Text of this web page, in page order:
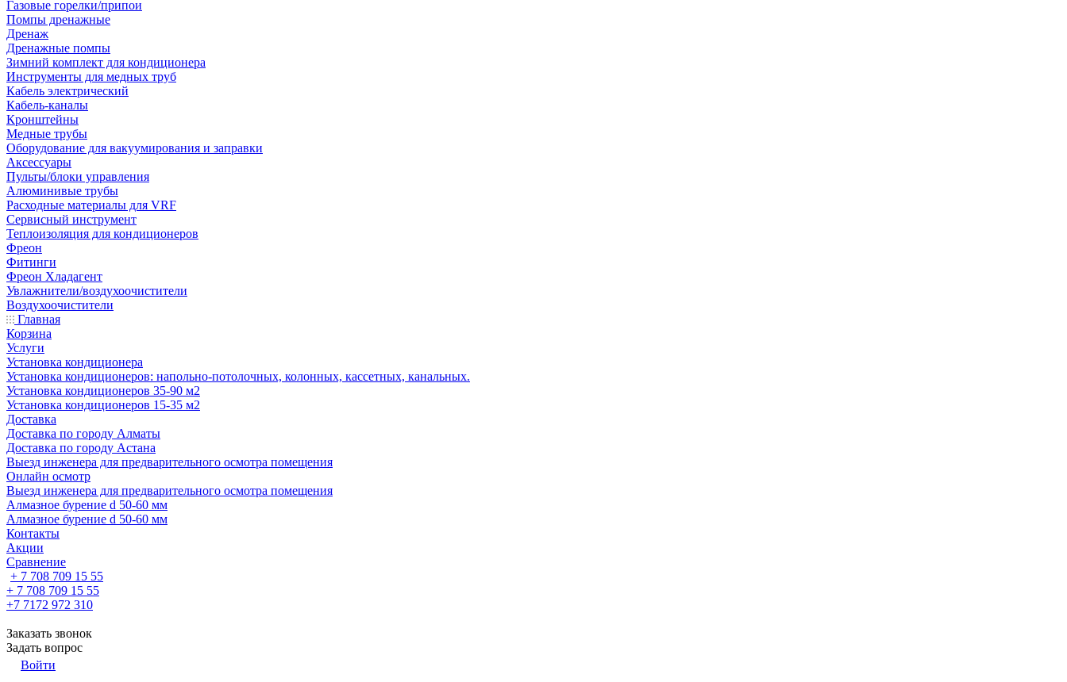
Газовые горелки/припои
Помпы дренажные
Дренаж
Дренажные помпы
Зимний комплект для кондиционера
Инструменты для медных труб
Кабель электрический
Кабель-каналы
Кронштейны
Медные трубы
Оборудование для вакуумирования и заправки
Аксессуары
Пульты/блоки управления
Алюминивые трубы
Расходные материалы для VRF
Сервисный инструмент
Теплоизоляция для кондиционеров
Фреон
Фитинги
Фреон Хладагент
Увлажнители/воздухоочистители
Воздухоочистители
Главная
Корзина
Услуги
Установка кондиционера
Установка кондиционеров: напольно-потолочных, колонных, кассетных, канальных.
Установка кондиционеров 35-90 м2
Установка кондиционеров 15-35 м2
Доставка
Доставка по городу Алматы
Доставка по городу Астана
Выезд инженера для предварительного осмотра помещения
Онлайн осмотр
Выезд инженера для предварительного осмотра помещения
Алмазное бурение d 50-60 мм
Алмазное бурение d 50-60 мм
Контакты
Акции
Сравнение
+ 7 708 709 15 55
+ 7 708 709 15 55
+7 7172 972 310
Заказать звонок
Задать вопрос
Войти